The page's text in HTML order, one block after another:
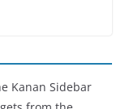
Kanan Sidebar